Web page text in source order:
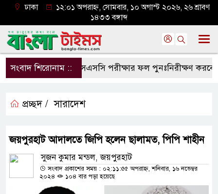
ঢাকা
১২:০১ অপরাহ্ন, সোমবার, ১০ অগাস্ট ২০২৬, ২৬ শ্রাবণ
১৪৩৩ বঙ্গাব্দ
সংবাদ শিরোনাম ::এসএসসি পরীক্ষার ফল পুনঃনিরীক্ষণ করবেন
প্রচ্ছদ / সারাদেশ
জয়পুরহাট আদালতে জিপি হলেন ছালামত, পিপি শাহীন
সুজন কুমার মন্ডল, জয়পুরহাট
সংবাদ প্রকাশের সময় : ০২:১১:৫৫ অপরাহ্ন, শনিবার, ১৬ নভেম্বর
২০২৪
১০৪ বার পড়া হয়েছে